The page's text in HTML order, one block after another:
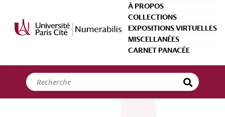
À PROPOS
COLLECTIONS
EXPOSITIONS VIRTUELLES
MISCELLANÉES
CARNET PANACÉE